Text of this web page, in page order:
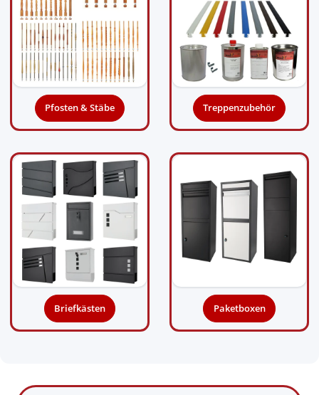
Pfosten & Stäbe Treppenzubehör
Briefkästen Paketboxen